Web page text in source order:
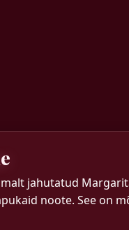
jahutatud
noote. See on